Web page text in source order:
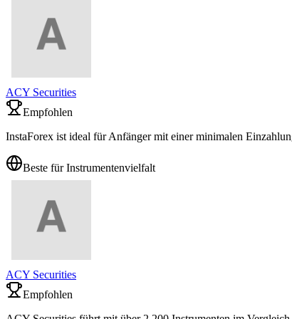
ACY Securities
Empfohlen
InstaForex ist ideal für Anfänger mit einer minimalen
Beste für Instrumentenvielfalt
ACY Securities
Empfohlen